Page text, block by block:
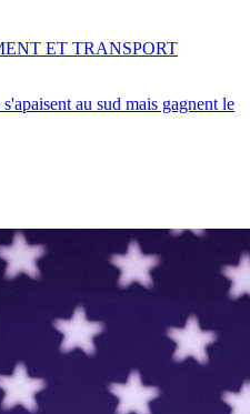
au sud mais gagnent le
ET TRANSPORT